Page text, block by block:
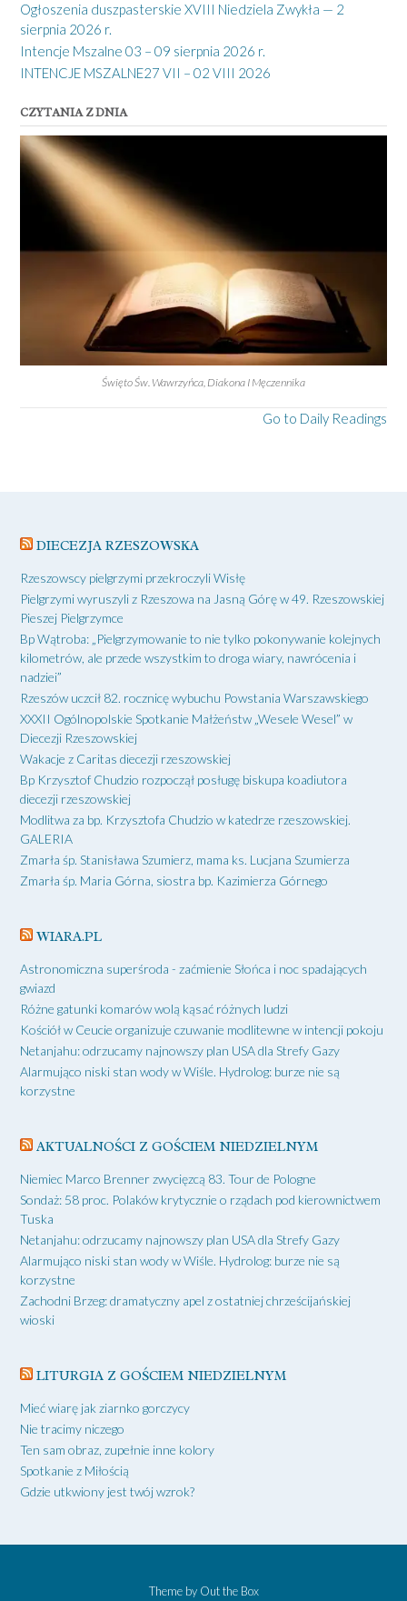
Ogłoszenia duszpasterskie XVIII Niedziela Zwykła — 2
sierpnia 2026 r.
Intencje Mszalne 03 – 09 sierpnia 2026 r.
INTENCJE MSZALNE27 VII – 02 VIII 2026
CZYTANIA Z DNIA
Święto Św. Wawrzyńca, Diakona I Męczennika
Go to Daily Readings
DIECEZJA RZESZOWSKA
Rzeszowscy pielgrzymi przekroczyli Wisłę
Pielgrzymi wyruszyli z Rzeszowa na Jasną Górę w 49. Rzeszowskiej
Pieszej Pielgrzymce
Bp Wątroba: „Pielgrzymowanie to nie tylko pokonywanie kolejnych
kilometrów, ale przede wszystkim to droga wiary, nawrócenia i
nadziei”
Rzeszów uczcił 82. rocznicę wybuchu Powstania Warszawskiego
XXXII Ogólnopolskie Spotkanie Małżeństw „Wesele Wesel” w
Diecezji Rzeszowskiej
Wakacje z Caritas diecezji rzeszowskiej
Bp Krzysztof Chudzio rozpoczął posługę biskupa koadiutora
diecezji rzeszowskiej
Modlitwa za bp. Krzysztofa Chudzio w katedrze rzeszowskiej.
GALERIA
Zmarła śp. Stanisława Szumierz, mama ks. Lucjana Szumierza
Zmarła śp. Maria Górna, siostra bp. Kazimierza Górnego
WIARA.PL
Astronomiczna superśroda - zaćmienie Słońca i noc spadających
gwiazd
Różne gatunki komarów wolą kąsać różnych ludzi
Kościół w Ceucie organizuje czuwanie modlitewne w intencji pokoju
Netanjahu: odrzucamy najnowszy plan USA dla Strefy Gazy
Alarmująco niski stan wody w Wiśle. Hydrolog: burze nie są
korzystne
AKTUALNOŚCI Z GOŚCIEM NIEDZIELNYM
Niemiec Marco Brenner zwycięzcą 83. Tour de Pologne
Sondaż: 58 proc. Polaków krytycznie o rządach pod kierownictwem
Tuska
Netanjahu: odrzucamy najnowszy plan USA dla Strefy Gazy
Alarmująco niski stan wody w Wiśle. Hydrolog: burze nie są
korzystne
Zachodni Brzeg: dramatyczny apel z ostatniej chrześcijańskiej
wioski
LITURGIA Z GOŚCIEM NIEDZIELNYM
Mieć wiarę jak ziarnko gorczycy
Nie tracimy niczego
Ten sam obraz, zupełnie inne kolory
Spotkanie z Miłością
Gdzie utkwiony jest twój wzrok?
Theme by Out the Box